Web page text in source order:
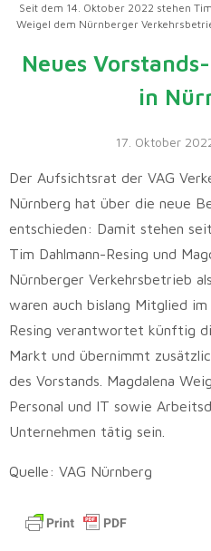
Seit dem 14. Oktober 2022 stehen
Weigel dem Nürnberger
Neues
in
17. Oktober
Der Aufsichtsrat der VAG
Nürnberg hat über die neue
entschieden: Damit stehen
Tim Dahlmann-Resing und
Nürnberger Verkehrsbetrieb
waren auch bislang Mitglied
Resing verantwortet künftig
Markt und übernimmt
des Vorstands. Magdalena
Personal und IT sowie
Unternehmen tätig sein.
Quelle: VAG Nürnberg